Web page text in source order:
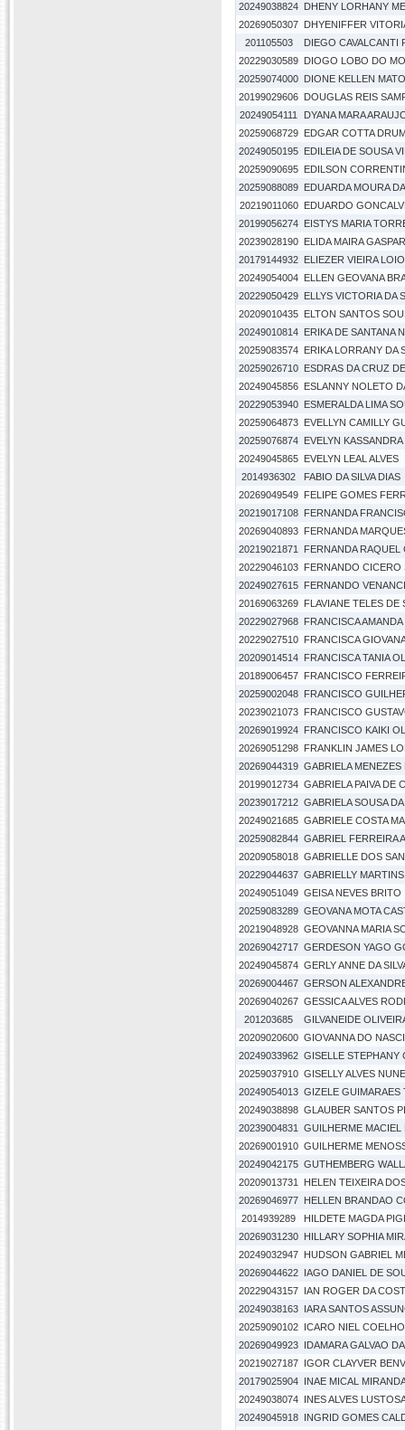
20249038824 DHENY LORHANY
20269050307 DHYENIFFER
201105503
DIEGO CAVALCANTI
20229030589 DIOGO LOBO DO
20259074000 DIONE KELLEN
20199029606 DOUGLAS REIS
20249054111
DYANA MARA
20259068729 EDGAR COTTA
20249050195 EDILEIA DE SOUSA
20259090695 EDILSON
20259088089 EDUARDA MOURA
20219011060
EDUARDO
20199056274 EISTYS MARIA
20239028190 ELIDA MAIRA
20179144932 ELIEZER VIEIRA
20249054004 ELLEN GEOVANA
20229050429 ELLYS VICTORIA DA
20209010435 ELTON SANTOS
20249010814 ERIKA DE SANTANA
20259083574 ERIKA LORRANY DA
20259026710 ESDRAS DA CRUZ
20249045856 ESLANNY NOLETO
20229053940 ESMERALDA LIMA
20259064873 EVELLYN CAMILLY
20259076874 EVELYN
20249045865 EVELYN LEAL ALVES
2014936302
FABIO DA SILVA DIAS
20269049549 FELIPE GOMES
20219017108 FERNANDA
20269040893 FERNANDA
20219021871
FERNANDA
20229046103 FERNANDO CICERO
20249027615 FERNANDO
20169063269 FLAVIANE TELES DE
20229027968 FRANCISCA
20229027510 FRANCISCA
20209014514 FRANCISCA TANIA
20189006457 FRANCISCO
20259002048 FRANCISCO
20239021073 FRANCISCO
20269019924 FRANCISCO KAIKI
20269051298 FRANKLIN JAMES
20269044319 GABRIELA
20199012734 GABRIELA PAIVA DE
20239017212 GABRIELA SOUSA DA
20249021685 GABRIELE COSTA
20259082844 GABRIEL FERREIRA
20209058018 GABRIELLE DOS
20229044637 GABRIELLY
20249051049 GEISA NEVES BRITO
20259083289 GEOVANA MOTA
20219048928 GEOVANNA MARIA
20269042717 GERDESON YAGO
20249045874 GERLY ANNE DA
20269004467 GERSON
20269040267 GESSICA ALVES
201203685
GILVANEIDE
20209020600 GIOVANNA DO
20249033962 GISELLE STEPHANY
20259037910 GISELLY ALVES
20249054013 GIZELE GUIMARAES
20249038898 GLAUBER SANTOS
20239004831
GUILHERME MACIEL
20269001910 GUILHERME
20249042175 GUTHEMBERG
20209013731
HELEN TEIXEIRA
20269046977 HELLEN BRANDAO
2014939289
HILDETE MAGDA
20269031230 HILLARY SOPHIA
20249032947 HUDSON GABRIEL
20269044622 IAGO DANIEL DE
20229043157 IAN ROGER DA
20249038163 IARA SANTOS
20259090102 ICARO NIEL
20269049923 IDAMARA GALVAO
20219027187 IGOR CLAYVER
20179025904 INAE MICAL
20249038074 INES ALVES
20249045918 INGRID GOMES